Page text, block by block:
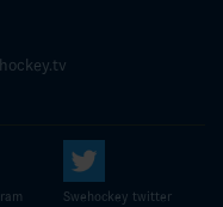
Swehockey twitter